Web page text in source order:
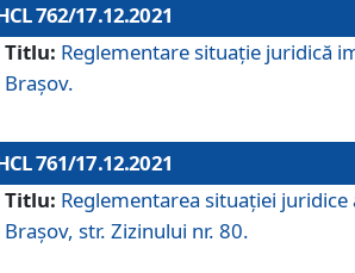
762/17.12.2021
Titlu: Reglementare situație juridică
Brașov.
761/17.12.2021
Titlu: Reglementarea situației
Brașov, str. Zizinului nr. 80.